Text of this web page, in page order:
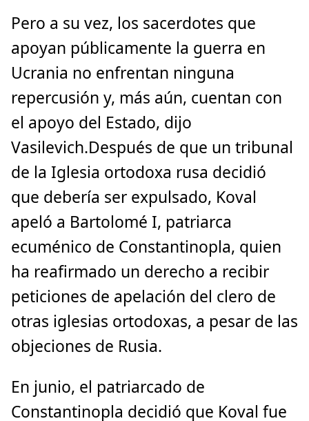
Pero a su vez, los sacerdotes que
apoyan públicamente la guerra en
Ucrania no enfrentan ninguna
repercusión y, más aún, cuentan con
el apoyo del Estado, dijo
Vasilevich.Después de que un tribunal
de la Iglesia ortodoxa rusa decidió
que debería ser expulsado, Koval
apeló a Bartolomé I, patriarca
ecuménico de Constantinopla, quien
ha reafirmado un derecho a recibir
peticiones de apelación del clero de
otras iglesias ortodoxas, a pesar de las
objeciones de Rusia.
En junio, el patriarcado de
Constantinopla decidió que Koval fue